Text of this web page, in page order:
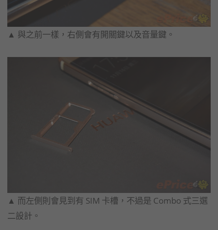
▲ 與之前一樣，右側會有開關鍵以及音量鍵。
▲ 而左側則會見到有 SIM 卡槽，不過是 Combo 式三選
二設計。